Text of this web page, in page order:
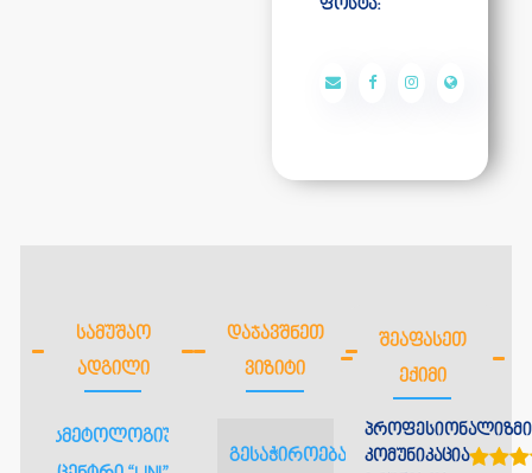
ფოსტა:
ᲡᲐᲛᲣᲨᲐᲝ
ᲐᲓᲒᲘᲚᲘ
კოსმეტოლოგიური
ᲓᲐᲯᲐᲕᲨᲜᲔᲗ
ᲕᲘᲖᲘᲢᲘ
გესაჭიროებათ
ᲨᲔᲐᲤᲐᲡᲔᲗ
ᲔᲥᲘᲛᲘ
პროფესიონალიზმი
კომუნიკაცია